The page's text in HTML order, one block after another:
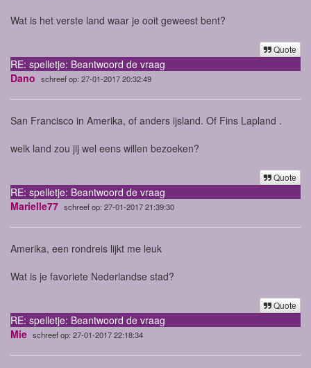
Wat is het verste land waar je ooit geweest bent?
Quote
RE: spelletje: Beantwoord de vraag
Dano schreef op: 27-01-2017 20:32:49
San Francisco in Amerika, of anders ijsland. Of Fins Lapland .
welk land zou jij wel eens willen bezoeken?
Quote
RE: spelletje: Beantwoord de vraag
Marielle77 schreef op: 27-01-2017 21:39:30
Amerika, een rondreis lijkt me leuk
Wat is je favoriete Nederlandse stad?
Quote
RE: spelletje: Beantwoord de vraag
Mie schreef op: 27-01-2017 22:18:34